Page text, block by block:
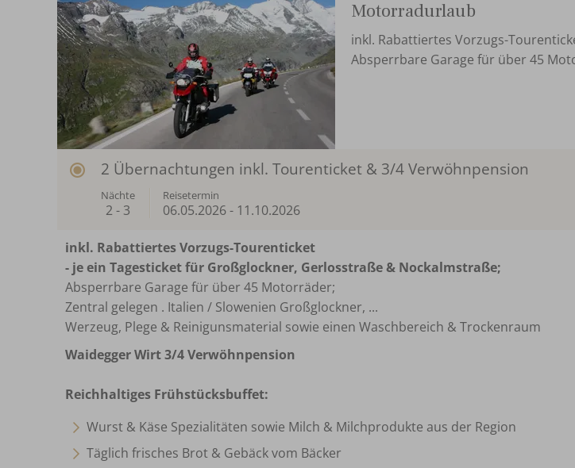
Motorradurlaub
inkl. Rabattiertes Vorzugs-
Absperrbare Garage für über 45
2 Übernachtungen inkl. Tourenticket & 3/4 Verwöhnpension
Nächte
2 - 3
Reisetermin
06.05.2026- 11.10.2026
inkl. Rabattiertes Vorzugs-Tourenticket
- jeein Tagesticket für Großglockner, Gerlosstraße & Nockalmstraße;
Absperrbare Garage für über 45 Motorräder;
Zentral gelegen . Italien / Slowenien Großglockner, ...
Werzeug, Plege & Reinigunsmaterial sowie einen Waschbereich & Trockenraum
Waidegger Wirt 3/4 Verwöhnpension
Reichhaltiges Frühstücksbuffet:
Wurst & Käse Spezialitäten sowie Milch & Milchprodukte aus der Region
Täglich frisches Brot & Gebäck vom Bäcker